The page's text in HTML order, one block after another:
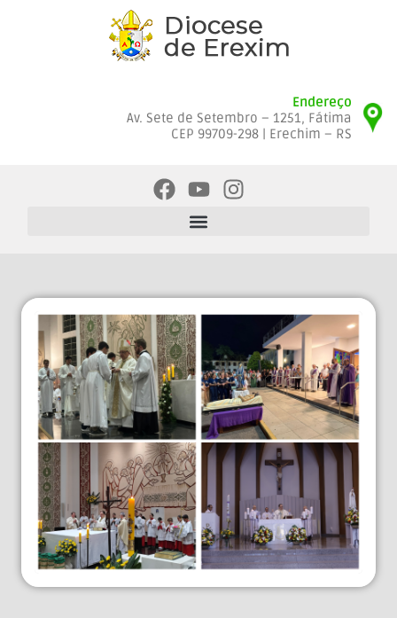
Endereço
Av. Sete de Setembro – 1251, Fátima
CEP 99709-298 | Erechim – RS